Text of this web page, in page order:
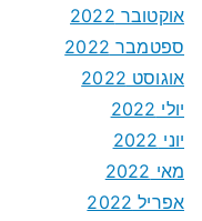
אוקטובר 2022
ספטמבר 2022
אוגוסט 2022
יולי 2022
יוני 2022
מאי 2022
אפריל 2022